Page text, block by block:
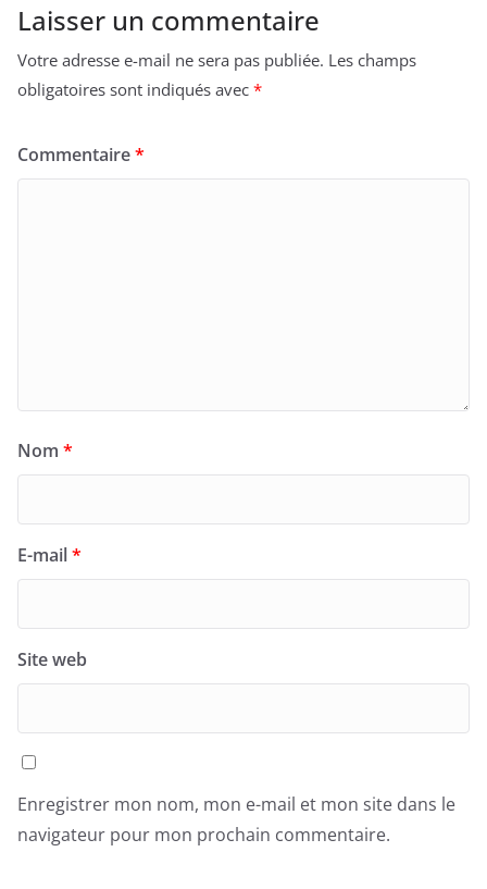
Laisser un commentaire
Votre adresse e-mail ne sera pas publiée. Les champs
obligatoires sont indiqués avec *
Commentaire*
Nom *
E-mail*
Site web
Enregistrer mon nom, mon e-mail et mon site dans le
navigateur pour mon prochain commentaire.